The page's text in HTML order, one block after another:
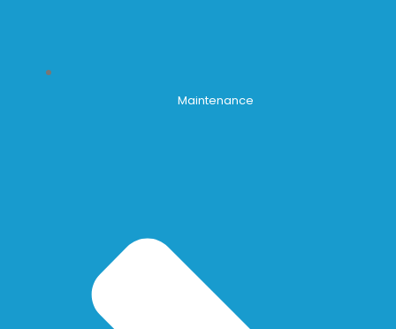
Maintenance